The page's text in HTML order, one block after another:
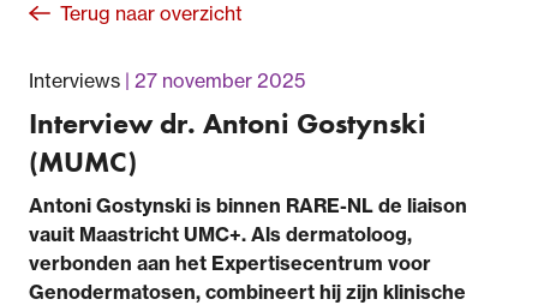
Terug naar overzicht
Interviews 27 november 2025
Interview dr. Antoni Gostynski
(MUMC)
Antoni Gostynski is binnen RARE-NL de liaison
vauit Maastricht UMC+. Als dermatoloog,
verbonden aan het Expertisecentrum voor
Genodermatosen, combineert hij zijn klinische